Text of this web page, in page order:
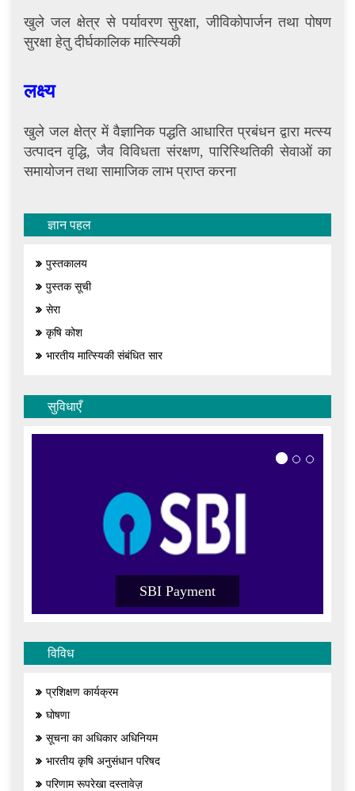
खुले जल क्षेत्र से पर्यावरण सुरक्षा, जीविकोपार्जन तथा पोषण
सुरक्षा हेतु दीर्घकालिक मात्स्यिकी
लक्ष्य
खुले जल क्षेत्र में वैज्ञानिक पद्धति आधारित प्रबंधन द्वारा मत्स्य
उत्पादन वृद्धि, जैव विविधता संरक्षण, पारिस्थितिकी सेवाओं का
समायोजन तथा सामाजिक लाभ प्राप्त करना
ज्ञान पहल
पुस्तकालय
पुस्तक सूची
सेरा
कृषि कोश
भारतीय मात्स्यिकी संबंधित सार
सुविधाएँ
SBI Payment
विविध
प्रशिक्षण कार्यक्रम
घोषणा
सूचना का अधिकार अधिनियम
भारतीय कृषि अनुसंधान परिषद
परिणाम रूपरेखा दस्तावेज़